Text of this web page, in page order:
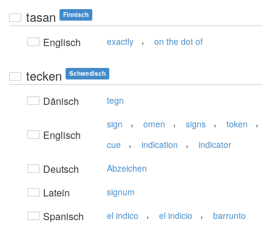
tasan Finnisch
Englisch exactly , on the dot of
tecken Schwedisch
Dänisch tegn
Englisch
sign , omen , signs , token ,
cue , indication , indicator
Deutsch Abzeichen
Latein signum
Spanisch el indico , el indicio , barrunto